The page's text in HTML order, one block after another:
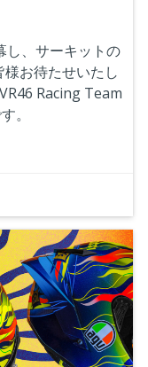
し、サーキットの
様お待たせいたし
Racing Team
。